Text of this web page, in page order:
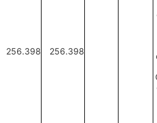
256.398 256.398